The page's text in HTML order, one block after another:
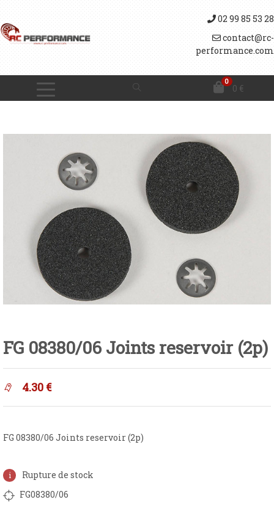
02 99 85 53 28
contact@rc-
performance.com
0
0 €
FG 08380/06 Joints reservoir (2p)
4.30 €
FG 08380/06 Joints reservoir (2p)
Rupture de stock
FG08380/06